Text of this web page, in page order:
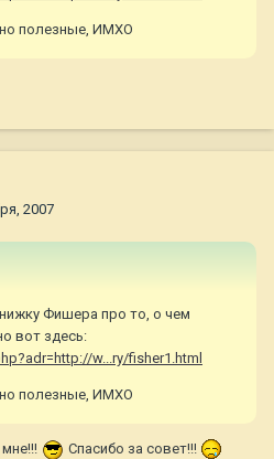
полезные, ИМХО
2007
Фишера про то, о чем
вот здесь:
w...ry/fisher1.html
полезные, ИМХО
Спасибо за совет!!!